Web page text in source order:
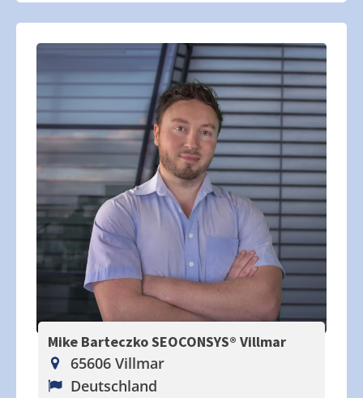
Mike Barteczko SEOCONSYS® Villmar
65606 Villmar
Deutschland